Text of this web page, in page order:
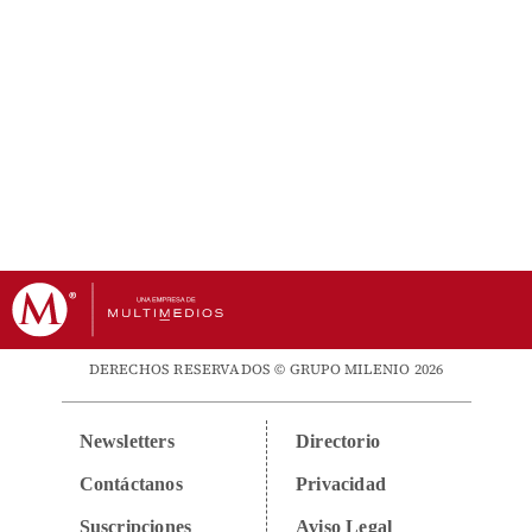
DERECHOS RESERVADOS © GRUPO MILENIO 2026
Newsletters
Contáctanos
Suscripciones
Directorio
Privacidad
Aviso Legal